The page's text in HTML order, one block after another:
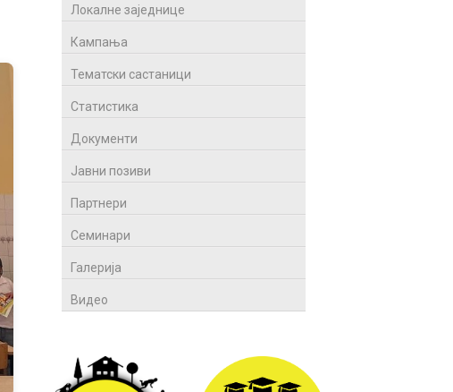
Локалне заједнице
Кампања
Тематски састаници
Статистика
Документи
Јавни позиви
Партнери
Семинари
Галерија
Видео